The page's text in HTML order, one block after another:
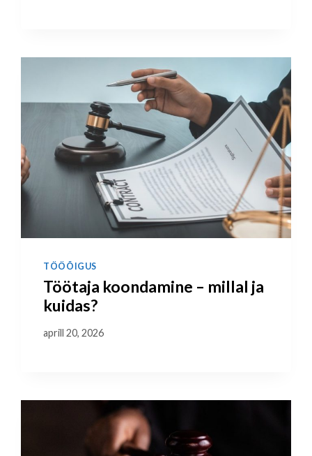
TÖÖÕIGUS
Töötaja koondamine – millal ja
kuidas?
aprill 20, 2026